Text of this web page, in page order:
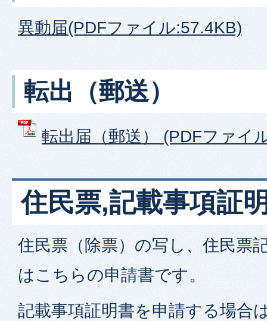
異動届(PDFファイル:57.4KB)
転出（郵送）
転出届（郵送） (PDFファイ
住民票,記載事項証
住民票（除票）の写し、住民票
はこちらの申請書です。
記載事項証明書を申請する場合